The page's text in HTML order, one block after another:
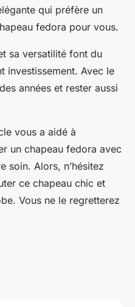
qui préfère un
fedora pour vous.
sa versatilité font du
investissement. Avec le
années et rester aussi
vous a aidé à
un chapeau fedora avec
soin. Alors, n’hésitez
ce chapeau chic et
Vous ne le regretterez